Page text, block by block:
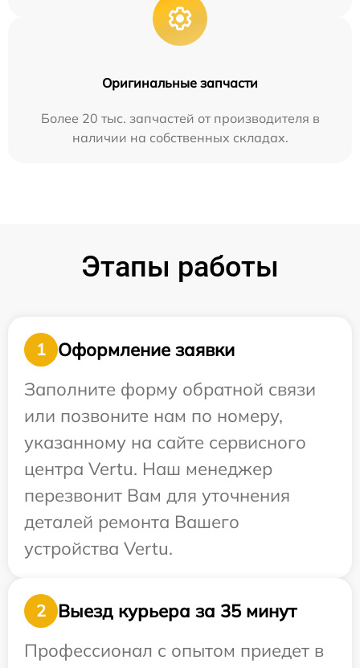
Оригинальные запчасти
Более 20 тыс. запчастей от производителя в
наличии на собственных складах.
Этапы работы
1
Оформление заявки
Заполните форму обратной связи
или позвоните нам по номеру,
указанному на сайте сервисного
центра Vertu. Наш менеджер
перезвонит Вам для уточнения
деталей ремонта Вашего
устройства Vertu.
2
Выезд курьера за 35 минут
Профессионал с опытом приедет в